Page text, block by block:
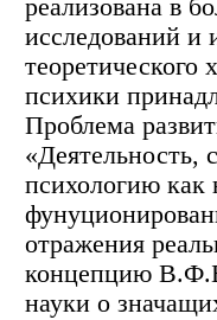
реализована в
исследований и
теоретического
психики
Проблема
«Деятельность,
психологию как
отражения
концепцию
науки о